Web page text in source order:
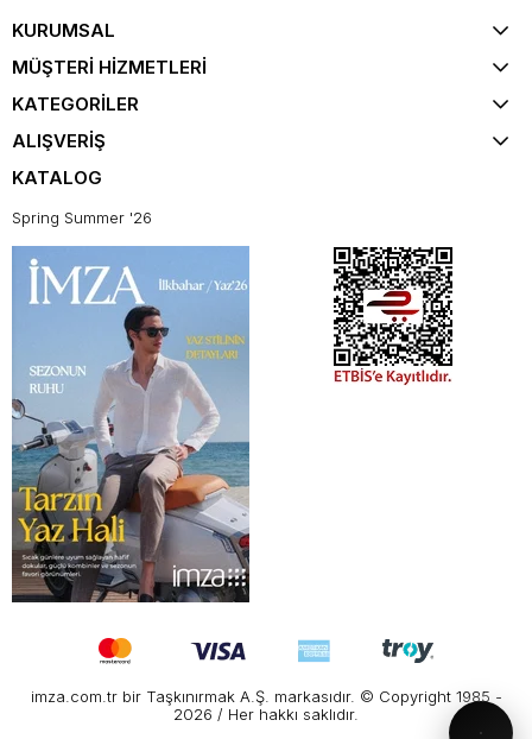
KURUMSAL
MÜŞTERİ HİZMETLERİ
KATEGORİLER
ALIŞVERİŞ
KATALOG
Spring Summer '26
imza.com.tr bir Taşkınırmak A.Ş. markasıdır. © Copyright 1985 -
2026 / Her hakkı saklıdır.